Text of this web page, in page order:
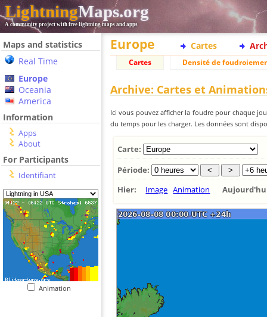
LightningMaps.org
A community project with free lightning maps and apps
Maps and statistics
Real Time
Europe
Oceania
America
Information
Apps
About
For Participants
Identifiant
Animation
Europe Cartes
Cartes Densité de
Archive: Cartes et
Ici vous pouvez afficher la foudre pour chaque
du temps pour les charger. Les données sont
Carte:
Période:
Hier:
Image Animation